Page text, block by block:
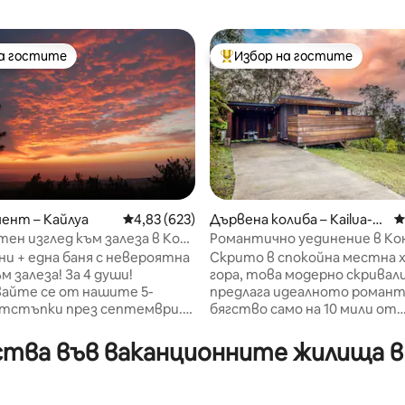
5, 174 отзива
гостите
гостите
– Кайлуа Средна оценка: 4,83 от 5, 623 отзива
4,83 (623)
изглед към залеза в Кона
+ една баня с невероятна
За 4 души!
се от нашите 5-
през септември.
ще се грижат за
най-добрите
Най-популярен избор на
Избор на гостите
Дървена колиба – Kailua-K
ona
Романтично уединение в
Модерна + частна
Скрито в спокойна местна
гора, това модерно
предлага идеалното
бягство само на 10 мили от
Кона. Внимателно
двойки, младоженци и
във ваканционните жилища в